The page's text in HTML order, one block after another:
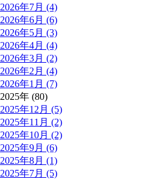
2026年7月 (4)
2026年6月 (6)
2026年5月 (3)
2026年4月 (4)
2026年3月 (2)
2026年2月 (4)
2026年1月 (7)
2025年 (80)
2025年12月 (5)
2025年11月 (2)
2025年10月 (2)
2025年9月 (6)
2025年8月 (1)
2025年7月 (5)